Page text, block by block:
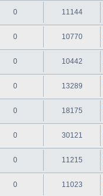
0 11144
0 10770
0 10442
0 13289
0 18175
0 30121
0 11215
0 11023